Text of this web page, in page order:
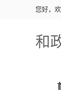
您好，
和